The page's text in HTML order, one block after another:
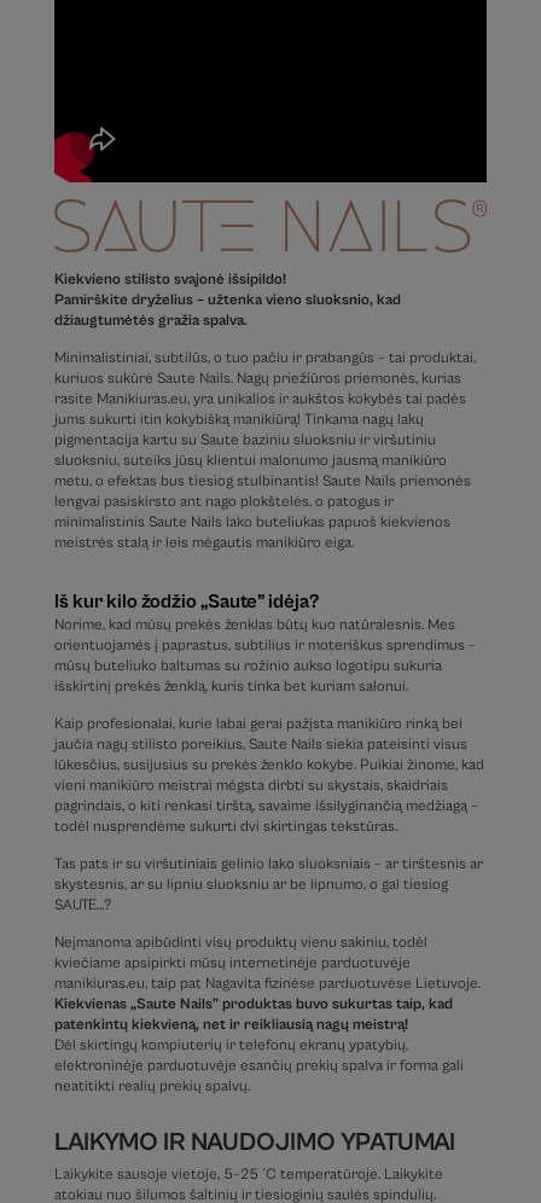
Kiekvieno stilisto svajonė išsipildo!
Pamirškite dryželius – užtenka vieno sluoksnio, kad
džiaugtumėtės gražia spalva.
Minimalistiniai, subtilūs, o tuo pačiu ir prabangūs – tai produktai,
kuriuos sukūrė Saute Nails. Nagų priežiūros priemonės, kurias
rasite Manikiuras.eu, yra unikalios ir aukštos kokybės tai padės
jums sukurti itin kokybišką manikiūrą! Tinkama nagų lakų
pigmentacija kartu su Saute baziniu sluoksniu ir viršutiniu
sluoksniu, suteiks jūsų klientui malonumo jausmą manikiūro
metu, o efektas bus tiesiog stulbinantis! Saute Nails priemonės
lengvai pasiskirsto ant nago plokštelės, o patogus ir
minimalistinis Saute Nails lako buteliukas papuoš kiekvienos
meistrės stalą ir leis mėgautis manikiūro eiga.
Iš kur kilo žodžio „Saute” idėja?
Norime, kad mūsų prekės ženklas būtų kuo natūralesnis. Mes
orientuojamės į paprastus, subtilius ir moteriškus sprendimus –
mūsų buteliuko baltumas su rožinio aukso logotipu sukuria
išskirtinį prekės ženklą, kuris tinka bet kuriam salonui.
Kaip profesionalai, kurie labai gerai pažįsta manikiūro rinką bei
jaučia nagų stilisto poreikius, Saute Nails siekia pateisinti visus
lūkesčius, susijusius su prekės ženklo kokybe. Puikiai žinome, kad
vieni manikiūro meistrai mėgsta dirbti su skystais, skaidriais
pagrindais, o kiti renkasi tirštą, savaime išsilyginančią medžiagą –
todėl nusprendėme sukurti dvi skirtingas tekstūras.
Tas pats ir su viršutiniais gelinio lako sluoksniais – ar tirštesnis ar
skystesnis, ar su lipniu sluoksniu ar be lipnumo, o gal tiesiog
SAUTE…?
Neįmanoma apibūdinti visų produktų vienu sakiniu, todėl
kviečiame apsipirkti mūsų internetinėje parduotuvėje
manikiuras.eu, taip pat Nagavita fizinėse parduotuvėse Lietuvoje.
Kiekvienas „Saute Nails” produktas buvo sukurtas taip, kad
patenkintų kiekvieną, net ir reikliausią nagų meistrą!
Dėl skirtingų kompiuterių ir telefonų ekranų ypatybių,
elektroninėje parduotuvėje esančių prekių spalva ir forma gali
neatitikti realių prekių spalvų.
LAIKYMO IR NAUDOJIMO YPATUMAI
Laikykite sausoje vietoje, 5–25 °C temperatūroje. Laikykite
atokiau nuo šilumos šaltinių ir tiesioginių saulės spindulių.